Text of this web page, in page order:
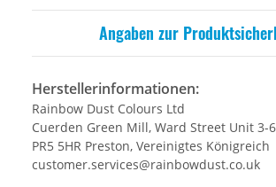
Angaben zur
Herstellerinformationen:
Rainbow Dust Colours Ltd
Cuerden Green Mill, Ward Street Unit 3-6
PR5 5HR Preston, Vereinigtes Königreich
customer.services@rainbowdust.co.uk